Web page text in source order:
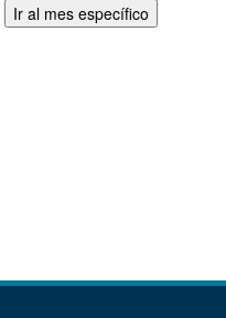
Ir al mes específico